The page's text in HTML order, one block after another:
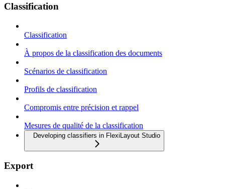
Classification
Classification
À propos de la classification des documents
Scénarios de classification
Profils de classification
Compromis entre précision et rappel
Mesures de qualité de la classification
Developing classifiers in FlexiLayout Studio
Export